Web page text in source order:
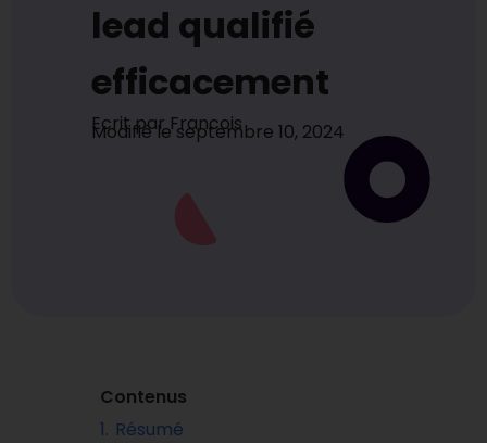
lead qualifié
efficacement
Ecrit parFrancois
Modifié le septembre 10, 2024
Contenus
1. Résumé